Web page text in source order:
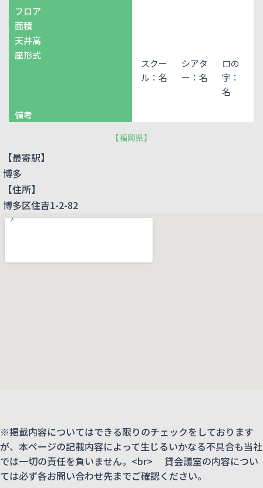
フロア
面積
天井高
座形式
スクー
ル：名
シアタ
ー：名
ロの
字：
名
備考
【福岡県】
【最寄駅】
博多
【住所】
博多区住吉1-2-82
※掲載内容についてはできる限りのチェックをしております
が、本ページの記載内容によって生じるいかなる不具合も当社
では一切の責任を負いません。<br> 貸会議室の内容につい
ては必ず各お問い合わせ先までご確認ください。